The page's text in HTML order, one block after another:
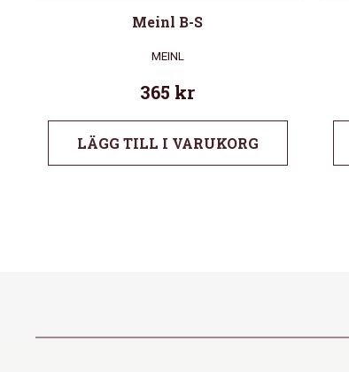
Meinl B-S
MEINL
365 kr
LÄGG TILL I VARUKORG